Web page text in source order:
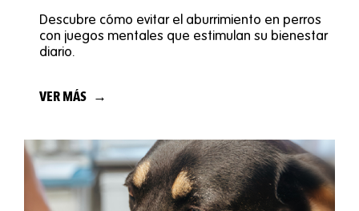
Descubre cómo evitar el aburrimiento en perros
con juegos mentales que estimulan su bienestar
diario.
VER MÁS